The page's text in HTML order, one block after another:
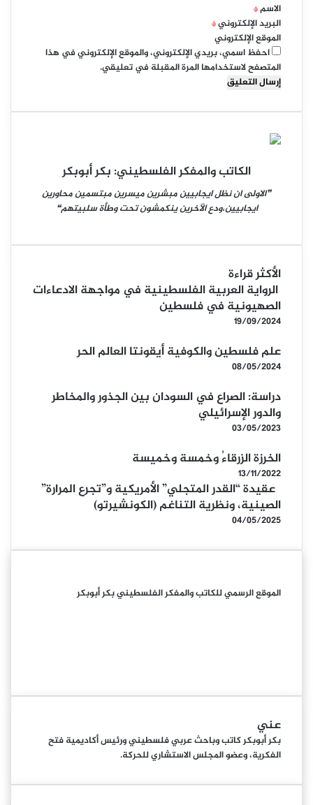
الاسم*
البريد الإلكتروني*
الموقع الإلكتروني
احفظ اسمي، بريدي الإلكتروني، والموقع الإلكتروني في هذا
المتصفح لاستخدامها المرة المقبلة في تعليقي.
الكاتب والمفكر الفلسطيني: بكر أبوبكر
❞الاولى ان نظل ايجابيين مبشرين ميسرين مبتسمين محاورين
ايجابيين،ودع الآخرين ينكمشون تحت وطأة سلبيتهم❝
الأكثر قراءة
الرواية العربية الفلسطينية في مواجهة الادعاءات
الصهيونية في فلسطين
19/09/2024
علم فلسطين والكوفية أيقونتا العالم الحر
08/05/2024
دراسة: الصراع في السودان بين الجذور والمخاطر
والدور الإسرائيلي
03/05/2023
الخرزة الزرقاءُ وخمسة وخميسة
13/11/2022
عقيدة “القدر المتجلي” الأمريكية و”تجرع المرارة”
الصينية، ونظرية التناغم (الكونشيرتو)
04/05/2025
الموقع الرسمي للكاتب والمفكر الفلسطيني بكر أبوبكر
عني
بكر أبوبكر كاتب وباحث عربي فلسطيني ورئيس أكاديمية فتح
الفكرية، وعضو المجلس الاستشاري للحركة.